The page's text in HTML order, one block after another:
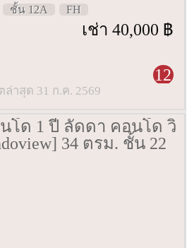
ชั้น 12A FH
เช่า 40,000 ฿
12
ล่าสุด 31 ก.ค. 2569
นโด 1 ปี ลัดดา คอนโด วิ
34 ตรม. ชั้น 22